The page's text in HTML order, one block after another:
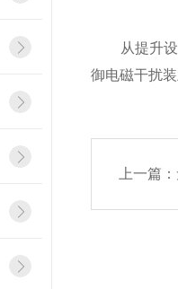
从提升设备
御电磁干扰
上一篇：